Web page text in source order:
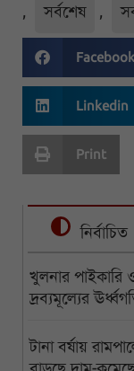
, সর্বশেষ ,
Facebook
Linkedin
Print
নির্বাচিত
খুলনার পাইকারি
দ্রব্যমূল্যের
টানা বর্ষায়